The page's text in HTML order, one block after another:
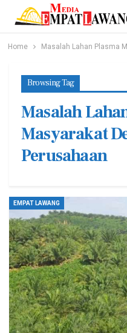
Home Masalah Lahan Plasma
Browsing Tag
Masalah
Masyarakat
Perusahaan
EMPAT LAWANG